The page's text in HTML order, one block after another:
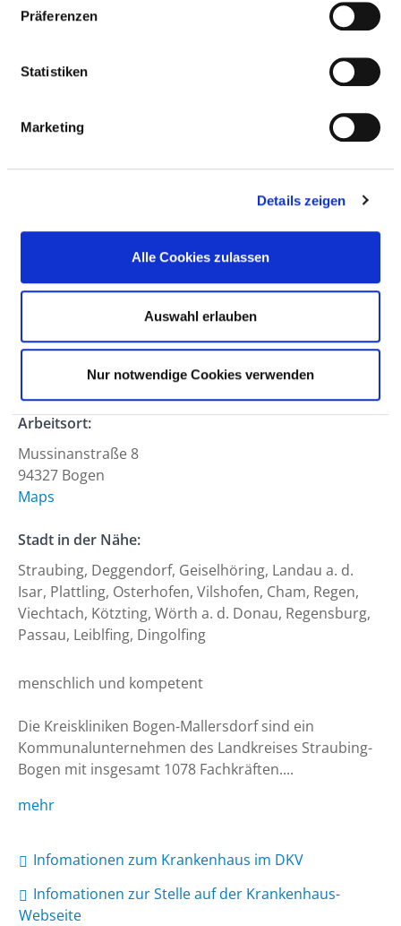
Präferenzen
Statistiken
Marketing
Details zeigen
Alle Cookies zulassen
Auswahl erlauben
Nur notwendige Cookies verwenden
FACHARZT (M/W/D) MIT
Mussinanstraße 8
Anfahrt
Hierarchiestufe:
Abteilung:
Voll- oder Teilzeit
Arbeitsbeginn:
ab sofort
Arbeitsort:
Mussinanstraße 8
94327 Bogen
Maps
Stadt in der Nähe:
Straubing, Deggendorf, Geiselhöring, Landau a. d.
Isar, Plattling, Osterhofen, Vilshofen, Cham, Regen,
Viechtach, Kötzting, Wörth a. d. Donau, Regensburg,
Passau, Leiblfing, Dingolfing
menschlich und kompetent
Die Kreiskliniken Bogen-Mallersdorf sind ein
Kommunalunternehmen des Landkreises Straubing-
Bogen mit insgesamt 1078 Fachkräften....
mehr
Infomationen zum Krankenhaus im DKV
Infomationen zur Stelle auf der Krankenhaus-
Webseite